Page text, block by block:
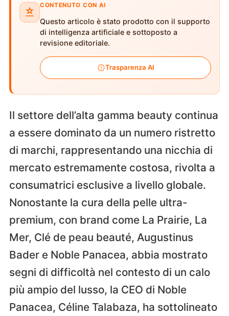
CONTENUTO CON AI
Questo articolo è stato prodotto con il supporto
di intelligenza artificiale e sottoposto a
revisione editoriale.
Trasparenza AI
Il settore dell’alta gamma beauty continua
a essere dominato da un numero ristretto
di marchi, rappresentando una nicchia di
mercato estremamente costosa, rivolta a
consumatrici esclusive a livello globale.
Nonostante la cura della pelle ultra-
premium, con brand come La Prairie, La
Mer, Clé de peau beauté, Augustinus
Bader e Noble Panacea, abbia mostrato
segni di difficoltà nel contesto di un calo
più ampio del lusso, la CEO di Noble
Panacea, Céline Talabaza, ha sottolineato